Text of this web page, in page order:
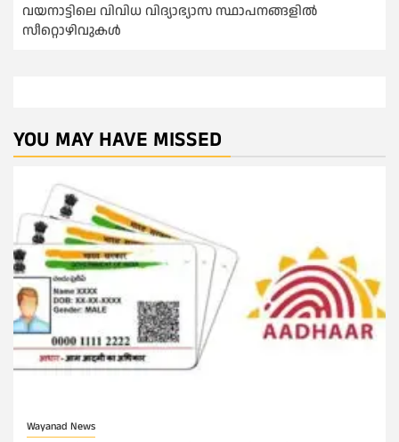
വയനാട്ടിലെ വിവിധ വിദ്യാഭ്യാസ സ്ഥാപനങ്ങളിൽ
സീറ്റൊഴിവുകൾ
YOU MAY HAVE MISSED
Wayanad News